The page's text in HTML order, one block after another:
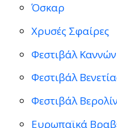
Όσκαρ
Χρυσές Σφαίρες
Φεστιβάλ Καννών
Φεστιβάλ
Φεστιβάλ
Ευρωπαϊκά